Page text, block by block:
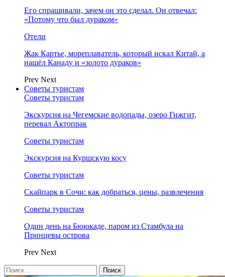
Его спрашивали, зачем он это сделал. Он отвечал:
«Потому что был дураком»
Отели
Жак Картье, мореплаватель, который искал Китай, а
нашёл Канаду и «золото дураков»
Prev Next
Советы туристам
Советы туристам
Экскурсия на Чегемские водопады, озеро Гижгит,
перевал Актопрак
Советы туристам
Экскурсия на Куршскую косу
Советы туристам
Скайпарк в Сочи: как добраться, цены, развлечения
Советы туристам
Один день на Бююкаде, паром из Стамбула на
Принцевы острова
Prev Next